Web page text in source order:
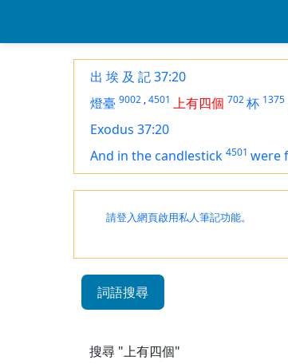
出 埃 及 記 37:20
燈臺 9002 ,4501 上有四個 702杯 1375
Exodus 37:20
And in the candlestick 4501 were
請登入網頁啟用私人筆記功能。
詞語搜尋
搜尋 "上有四個"